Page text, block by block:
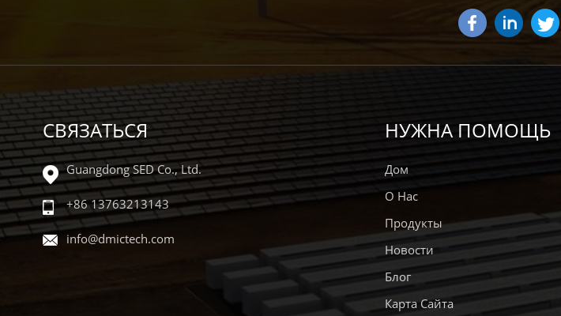
СВЯЗАТЬСЯ
Guangdong SED Co., Ltd.
+86 13763213143
info@dmictech.com
НУЖНА ПОМОЩЬ
Дом
О Нас
Продукты
Новости
Блог
Карта Сайта